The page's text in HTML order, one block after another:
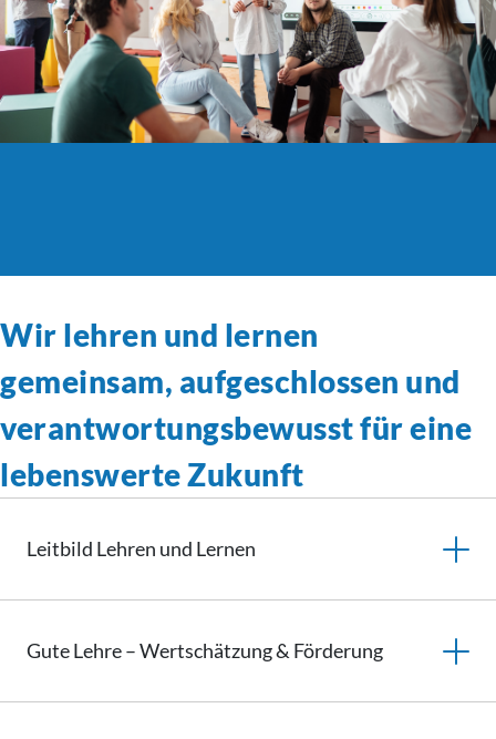
Wir lehren und lernen
gemeinsam, aufgeschlossen und
verantwortungsbewusstfür eine
lebenswerte Zukunft
Leitbild Lehren und Lernen
Gute Lehre – Wertschätzung & Förderung